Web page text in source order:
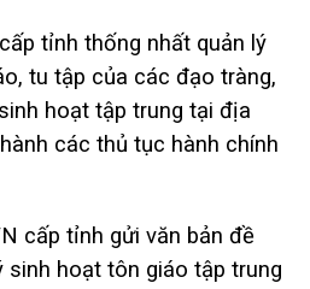
tỉnh thống nhất quản lý
tu tập của các đạo tràng,
hoạt tập trung tại địa
các thủ tục hành chính
cấp tỉnh gửi văn bản đề
sinh hoạt tôn giáo tập trung